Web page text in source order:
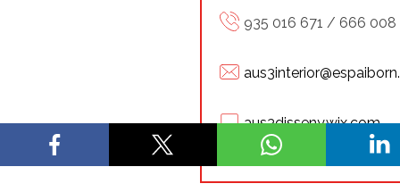
935 016 671 / 666 008
aus3disseny.wix.com